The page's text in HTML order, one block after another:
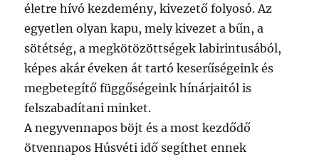
életre hívó kezdemény, kivezető folyosó. Az
egyetlen olyan kapu, mely kivezet a bűn, a
sötétség, a megkötözöttségek labirintusából,
képes akár éveken át tartó keserűségeink és
megbetegítő függőségeink hínárjaitól is
felszabadítani minket.
A negyvennapos böjt és a most kezdődő
ötvennapos Húsvéti idő segíthet ennek